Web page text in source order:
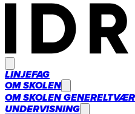
LINJEFAG
OM SKOLEN
OM SKOLEN GENERELT
UNDERVISNING